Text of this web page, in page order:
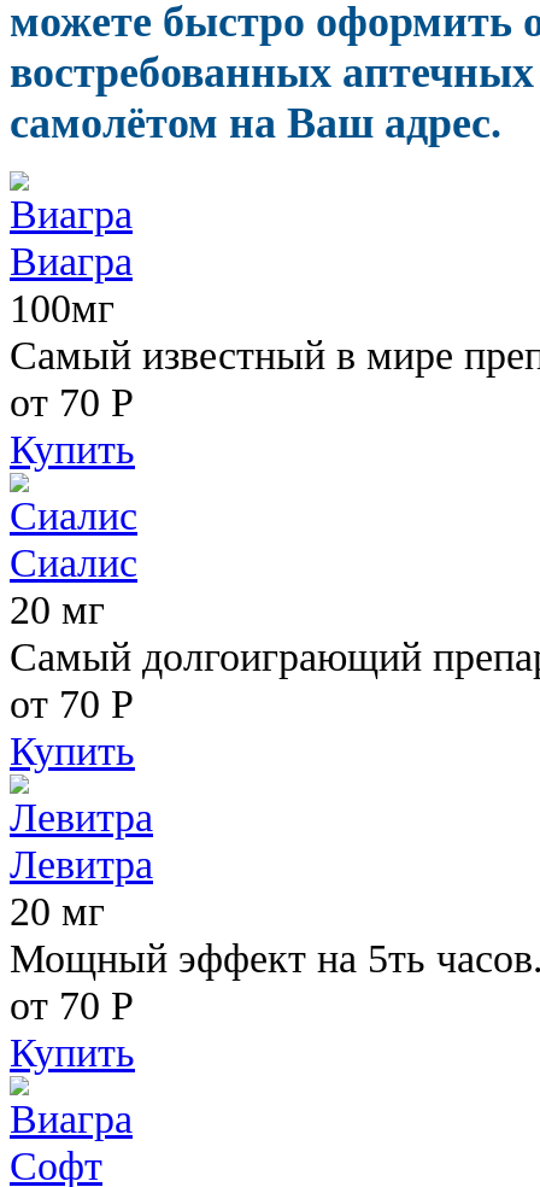
можете быстро оформить
востребованных
самолётом на Ваш адрес.
Виагра
100мг
Самый известный в мире
от 70 Р
Купить
Сиалис
20 мг
Самый долгоиграющий
от 70 Р
Купить
Левитра
20 мг
Мощный эффект на 5ть
от 70 Р
Купить